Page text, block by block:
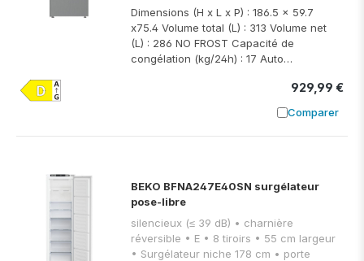
Dimensions (H x L x P) : 186.5 x 59.7
x75.4 Volume total (L) : 313 Volume net
(L) : 286 NO FROST Capacité de
congélation (kg/24h) : 17 Auto…
929,99 €
Comparer
Ajouter à
BEKO BFNA247E40SN surgélateur
pose-libre
silencieux (≤ 39 dB) • charnière
réversible • E • 8 tiroirs • 55 cm largeur
• Surgélateur niche 178 cm • porte